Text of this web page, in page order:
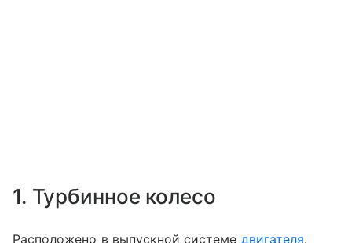
1. Турбинное колесо
Расположено в выпускной системе двигателя.